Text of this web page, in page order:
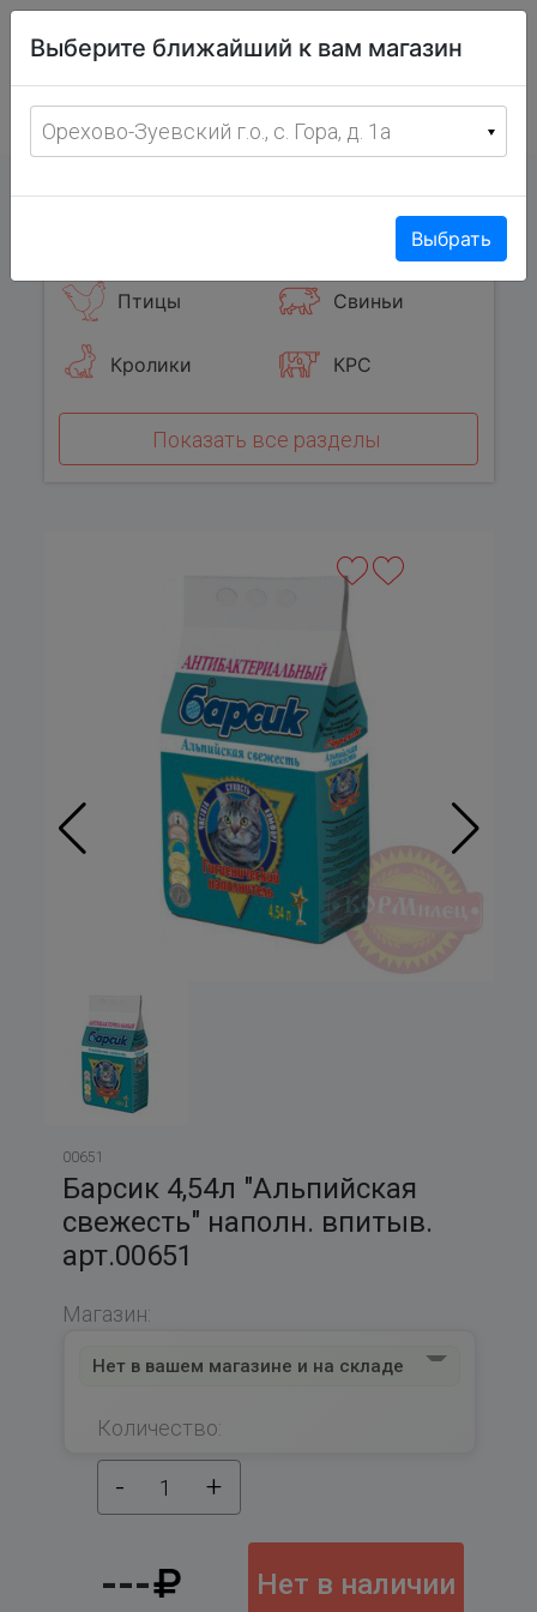
фермерских
товаров
с 8:00 до 19:00 ежедневно
Птицы Свиньи
Кролики КРС
Показать все разделы
00651
Барсик 4,54л "Альпийская
свежесть" наполн. впитыв.
арт.00651
Магазин:
Нет в вашем магазине и на складе
Количество:
- 1 +
--- Нет в наличии
Выберите ближайший к вам магазин
Орехово-Зуевский г.о., с. Гора, д. 1а
Выбрать